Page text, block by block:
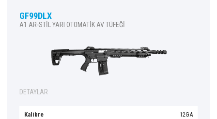
GF99DLX
A1 AR-STİL YARI OTOMATİK AV TÜFEĞİ
DETAYLAR
Kalibre 12GA